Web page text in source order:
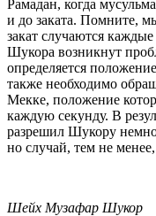
Рамадан, когда
и до заката. Помните,
закат случаются
Шукора возникнут
определяется
также необходимо
Мекке, положение
каждую секунду. В
разрешил Шукору
но случай, тем не
Шейх Музафар Шукор